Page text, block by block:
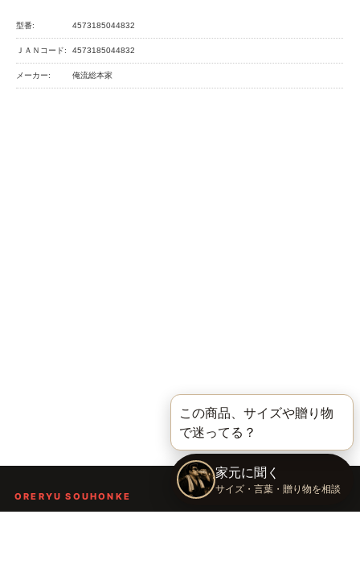
型番: 4573185044832
ＪＡＮコード: 4573185044832
メーカー: 俺流総本家
ORERYU SOUHONKE